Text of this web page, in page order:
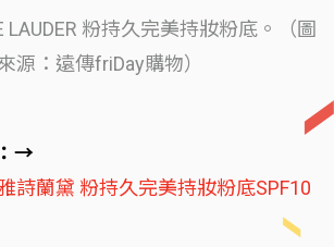
LAUDER 粉持久完美持妝粉底。（圖
源：遠傳friDay購物）
→
雅詩蘭黛 粉持久完美持妝粉底SPF10